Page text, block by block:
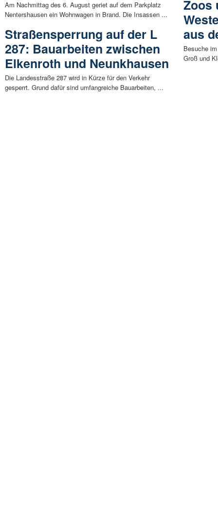
Am Nachmittag des 6. August geriet auf dem Parkplatz
Nentershausen ein Wohnwagen in Brand. Die Insassen ...
Straßensperrung auf der L
287: Bauarbeiten zwischen
Elkenroth und Neunkhausen
Die Landesstraße 287 wird in Kürze für den Verkehr
gesperrt. Grund dafür sind umfangreiche Bauarbeiten, ...
Zoos
aus
Besuche
Groß und